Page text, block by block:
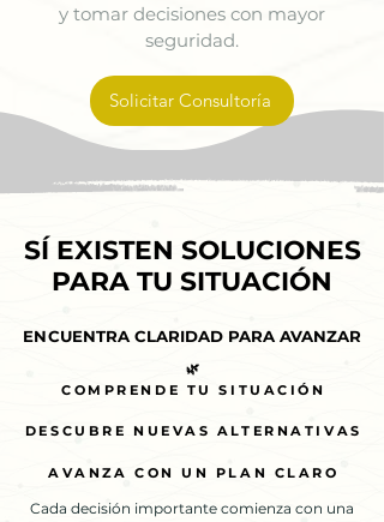
y tomar decisiones con mayor
seguridad.
Solicitar Consultoría
SÍ EXISTEN SOLUCIONES
PARA TU SITUACIÓN
SÍ EXISTEN SOLUCIONES
PARA TU SITUACIÓN
ENCUENTRA CLARIDAD PARA AVANZAR
ENCUENTRA CLARIDAD PARA AVANZAR
🌿
COMPRENDE TU SITUACIÓN
DESCUBRE NUEVAS ALTERNATIVAS
AVANZA CON UN PLAN CLARO
🌿
COMPRENDE TU SITUACIÓN
DESCUBRE NUEVAS ALTERNATIVAS
AVANZA CON UN PLAN CLARO
Cada decisión importante comienza con una